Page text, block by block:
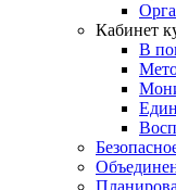
Кабинет
В